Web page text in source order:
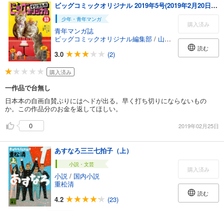
ビッグコミックオリジナル 2019年5号(2019年2月20日発売)
少年・青年マンガ
青年マンガ誌
ビッグコミックオリジナル編集部 / 山本おさむ /やまさ
3.0
(2)
購入済み
読む
購入済み
一作品で台無し
日本本の自画自賛ぶりにはヘドが出る。早く打ち切りにならないもの
か。この作品分のお金を返してほしい。
0
2019年02月25日
あすなろ三三七拍子（上）
小説・文芸
小説 / 国内小説
重松清
4.2
(23)
購入済み
読む